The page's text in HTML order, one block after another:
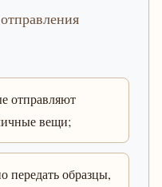
отправляют
вещи;
передать образцы,